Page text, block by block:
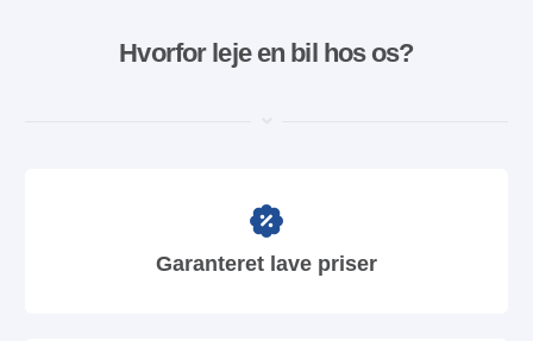
Hvorfor leje en bil hos os?
Garanteret lave priser